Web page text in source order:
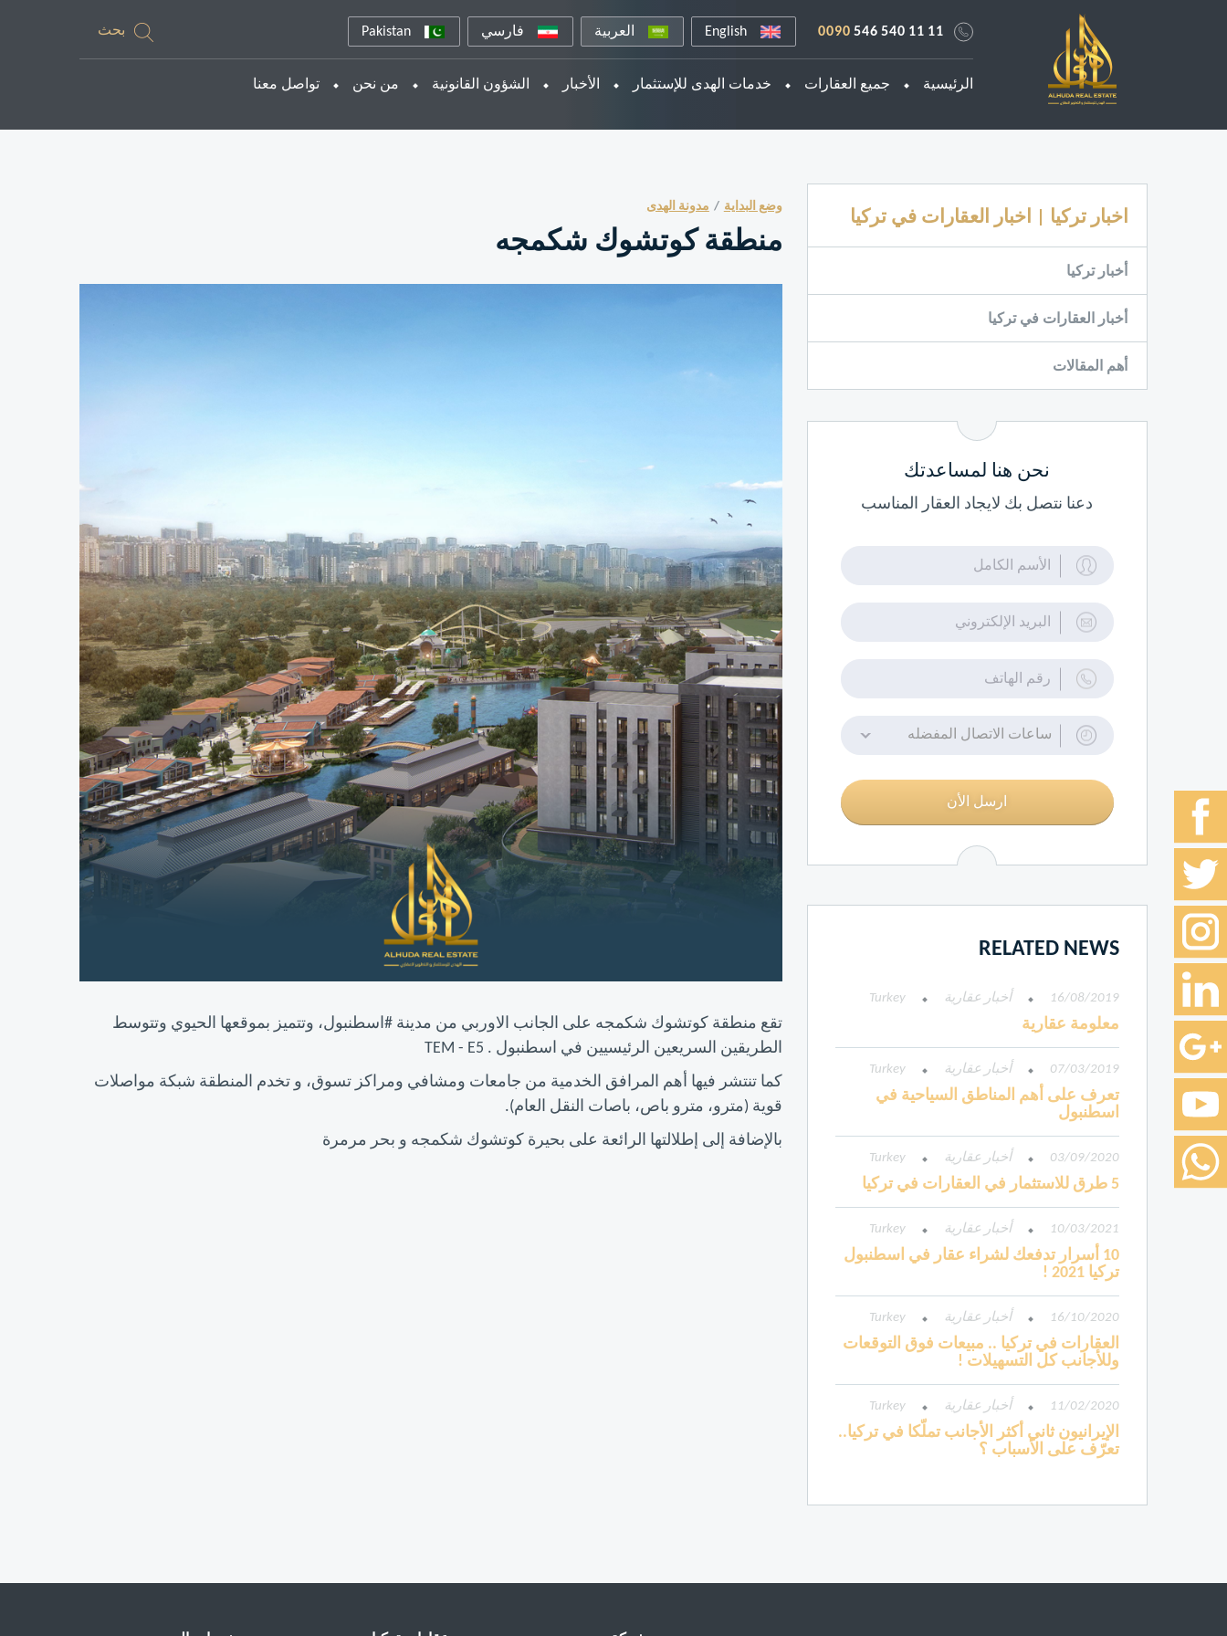
0090 546 540 11 11
English العربية فارسي Pakistan بحث
الرئيسية جميع العقارات خدمات الهدى للإستثمار الأخبار الشؤون القانونية من نحن تواصل معنا
اخبار تركيا | اخبار العقارات في تركيا
أخبار تركيا
أخبار العقارات في تركيا
أهم المقالات
نحن هنا لمساعدتك
دعنا نتصل بك لايجاد العقار المناسب
ساعات الاتصال المفضله
ارسل الأن
RELATED NEWS
16/08/2019 أخبار عقارية Turkey
معلومة عقارية
07/03/2019 أخبار عقارية Turkey
تعرف على أهم المناطق السياحية في
اسطنبول
03/09/2020 أخبار عقارية Turkey
5 طرق للاستثمار في العقارات في تركيا
10/03/2021 أخبار عقارية Turkey
10 أسرار تدفعك لشراء عقار في اسطنبول
تركيا 2021 !
16/10/2020 أخبار عقارية Turkey
العقارات في تركيا .. مبيعات فوق التوقعات
وللأجانب كل التسهيلات !
11/02/2020 أخبار عقارية Turkey
الإيرانيون ثاني أكثر الأجانب تملّكا في تركيا..
تعرّف على الأسباب ؟
وضع البداية مدونة الهدى
منطقة كوتشوك شكمجه
تقع منطقة كوتشوك شكمجه على الجانب الاوربي من مدينة #اسطنبول، وتتميز بموقعها الحيوي وتتوسط
الطريقين السريعين الرئيسيين في اسطنبول . TEM - E5
كما تنتشر فيها أهم المرافق الخدمية من جامعات ومشافي ومراكز تسوق، و تخدم المنطقة شبكة مواصلات
قوية (مترو، مترو باص، باصات النقل العام).
بالإضافة إلى إطلالتها الرائعة على بحيرة كوتشوك شكمجه و بحر مرمرة